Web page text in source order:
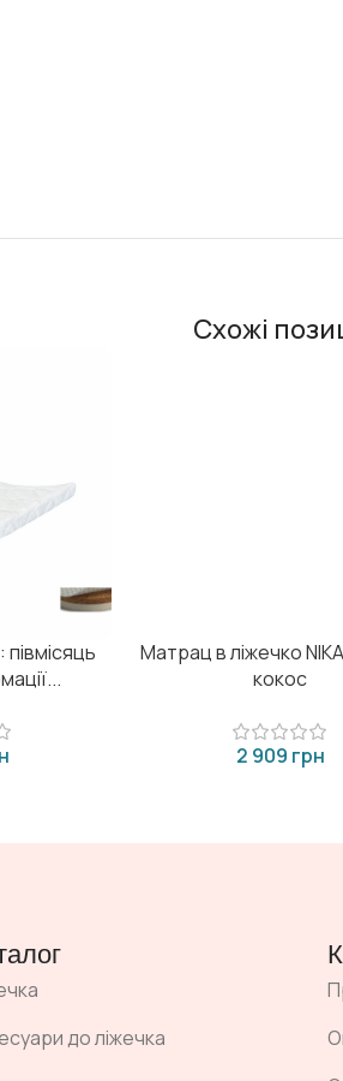
Схожі
Матрац в ліжечко
кокос
грн
до ліжечка